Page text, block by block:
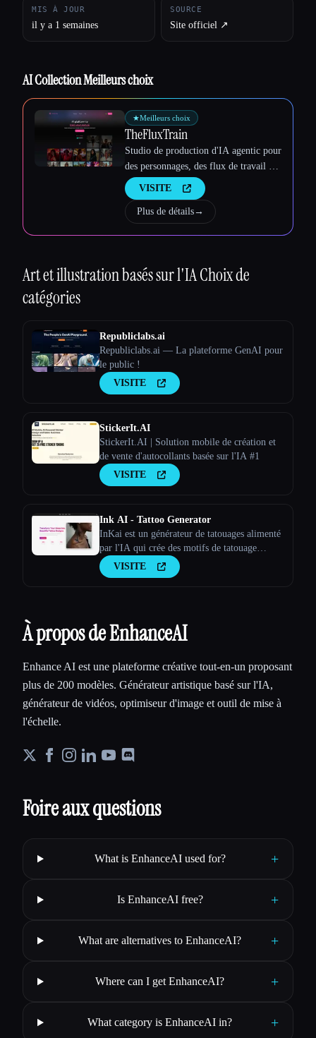
Esc
MIS À JOUR
il y a 1 semaines
SOURCE
Site officiel ↗︎
AI Collection Meilleurs choix
★Meilleurs choix
TheFluxTrain
Studio de production d'IA agentic pour
des personnages, des flux de travail et
des vidéos cohérents
VISITE
Plus de détails→
Art et illustration basés sur l'IAChoix de
catégories
Republiclabs.ai
Republiclabs.ai — La plateforme GenAI pour
le public !
VISITE
StickerIt.AI
StickerIt.AI | Solution mobile de création et
de vente d'autocollants basée sur l'IA #1
VISITE
Ink AI - Tattoo Generator
InKai est un générateur de tatouages alimenté
par l'IA qui crée des motifs de tatouage
personnalisés en fonction des saisies de
l'utilisateur.
VISITE
À propos de EnhanceAI
Enhance AI est une plateforme créative tout-en-un proposant
plus de 200 modèles. Générateur artistique basé sur l'IA,
générateur de vidéos, optimiseur d'image et outil de mise à
l'échelle.
Foire aux questions
What is EnhanceAI used for? +
Is EnhanceAI free? +
What are alternatives to EnhanceAI? +
Where can I get EnhanceAI? +
What category is EnhanceAI in? +